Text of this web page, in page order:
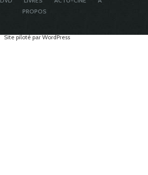
PROPOS
Site piloté par WordPress